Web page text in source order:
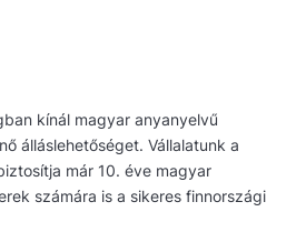
kínál magyar anyanyelvű
álláslehetőséget. Vállalatunk a
már 10. éve magyar
számára is a sikeres finnországi